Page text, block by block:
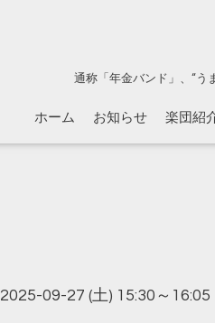
通称「年金バンド」、“う
ホーム お知らせ 楽団紹
2025-09-27 (土) 15:30～16:05